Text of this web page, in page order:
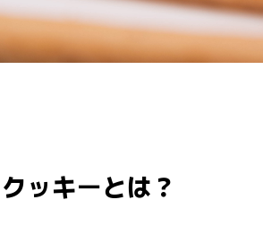
ッキーとは？